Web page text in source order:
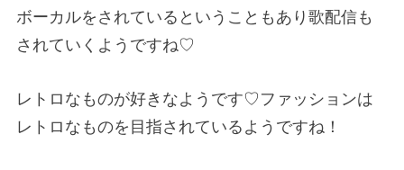
ボーカルをされているということもあり歌配信も
されていくようですね♡
レトロなものが好きなようです♡ファッションは
レトロなものを目指されているようですね！